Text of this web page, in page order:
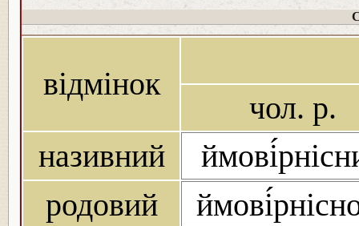
відмінок
чол. р.
називний
родовий